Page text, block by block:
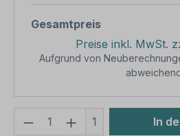
Gesamtpreis
Preise inkl. MwSt.
Aufgrund von
Produkt Anzahl: Gib
1 In